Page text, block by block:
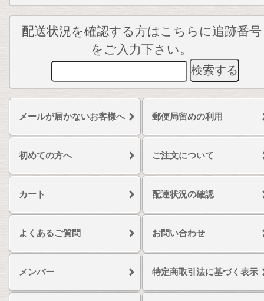
配送状況を確認する方はこちらに追跡番号
をご入力下さい。
メールが届かないお客様へ 郵便局留めの利用
初めての方へ ご注文について
カート 配達状況の確認
よくあるご質問 お問い合わせ
メンバー 特定商取引法に基づく表示